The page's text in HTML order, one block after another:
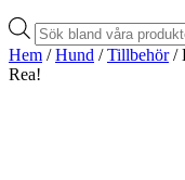
Products
search
Hem /Hund /Tillbehör/
Rea!